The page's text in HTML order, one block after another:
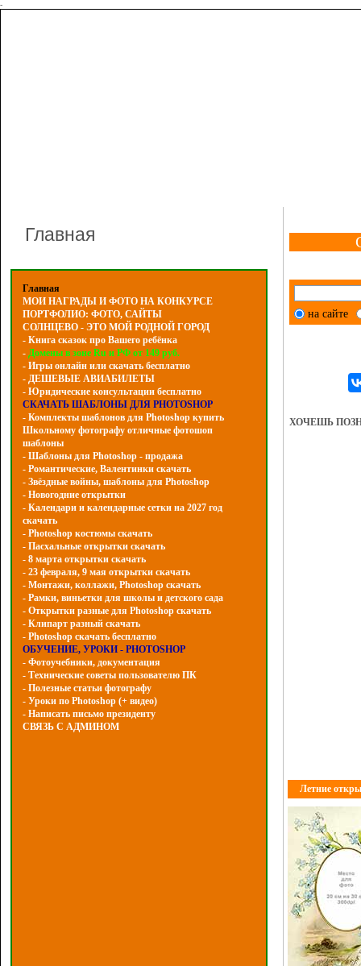
-
Главная
Главная
МОИ НАГРАДЫ И ФОТО НА КОНКУРСЕ
ПОРТФОЛИО: ФОТО, САЙТЫ
СОЛНЦЕВО - ЭТО МОЙ РОДНОЙ ГОРОД
- Книга сказок про Вашего ребёнка
- Домены в зоне Ru и РФ от 149 руб.
- Игры онлайн или скачать бесплатно
- ДЕШЕВЫЕ АВИАБИЛЕТЫ
- Юридические консультации бесплатно
СКАЧАТЬ ШАБЛОНЫ ДЛЯ PHOTOSHOP
- Комплекты шаблонов для Photoshop купить
Школьному фотографу отличные фотошоп
шаблоны
- Шаблоны для Photoshop - продажа
- Романтические, Валентинки скачать
- Звёздные войны, шаблоны для Photoshop
- Hовогодние открытки
- Календари и календарные сетки на 2027 год
скачать
- Photoshop костюмы скачать
- Пасхальные открытки скачать
- 8 марта открытки скачать
- 23 февраля, 9 мая открытки скачать
- Монтажи, коллажи, Photoshop скачать
- Рамки, виньетки для школы и детского сада
- Открытки разные для Photoshop скачать
- Клипарт разный скачать
- Photoshop скачать бесплатно
ОБУЧЕНИЕ, УРОКИ - PHOTOSHOP
- Фотоучебники, документация
- Технические советы пользователю ПК
- Полезные статьи фотографу
- Уроки по Photoshop (+ видео)
- Написать письмо президенту
СВЯЗЬ С АДМИНОМ
на сайте
ХОЧЕШЬ
Летние